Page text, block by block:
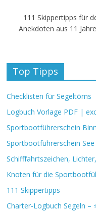
111 Skippertipps für
Anekdoten aus 11
Top Tipps
Checklisten für Segeltörns
Logbuch Vorlage PDF |
Sportbootführerschein
Sportbootführerschein See
Schifffahrtszeichen,
Knoten für die
111 Skippertipps
Charter-Logbuch Segeln –